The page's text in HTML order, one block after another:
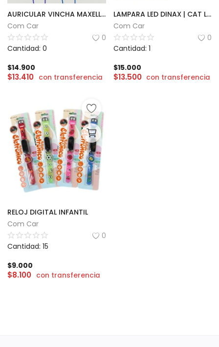
AURICULAR VINCHA MAXELL KID´Z
Com Car
0
Cantidad: 0
$14.900
$13.410 con transferencia
LAMPARA LED DINAX | CAT LAMP
Com Car
0
Cantidad: 1
$15.000
$13.500 con transferencia
RELOJ DIGITAL INFANTIL
Com Car
0
Cantidad: 15
$9.000
$8.100 con transferencia